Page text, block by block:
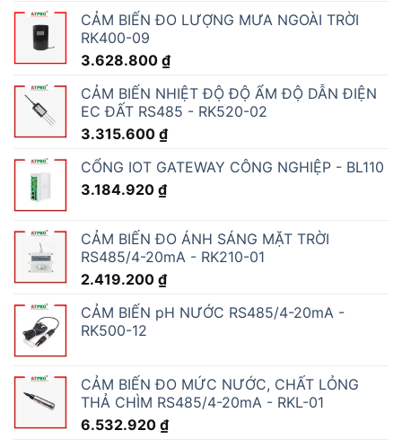
CẢM BIẾN ĐO LƯỢNG MƯA NGOÀI TRỜI
RK400-09
3.628.800 ₫
CẢM BIẾN NHIỆT ĐỘ ĐỘ ẨM ĐỘ DẪN ĐIỆN
EC ĐẤT RS485 - RK520-02
3.315.600 ₫
CỔNG IOT GATEWAY CÔNG NGHIỆP - BL110
3.184.920 ₫
CẢM BIẾN ĐO ÁNH SÁNG MẶT TRỜI
RS485/4-20mA - RK210-01
2.419.200 ₫
CẢM BIẾN pH NƯỚC RS485/4-20mA -
RK500-12
CẢM BIẾN ĐO MỨC NƯỚC, CHẤT LỎNG
THẢ CHÌM RS485/4-20mA - RKL-01
6.532.920 ₫